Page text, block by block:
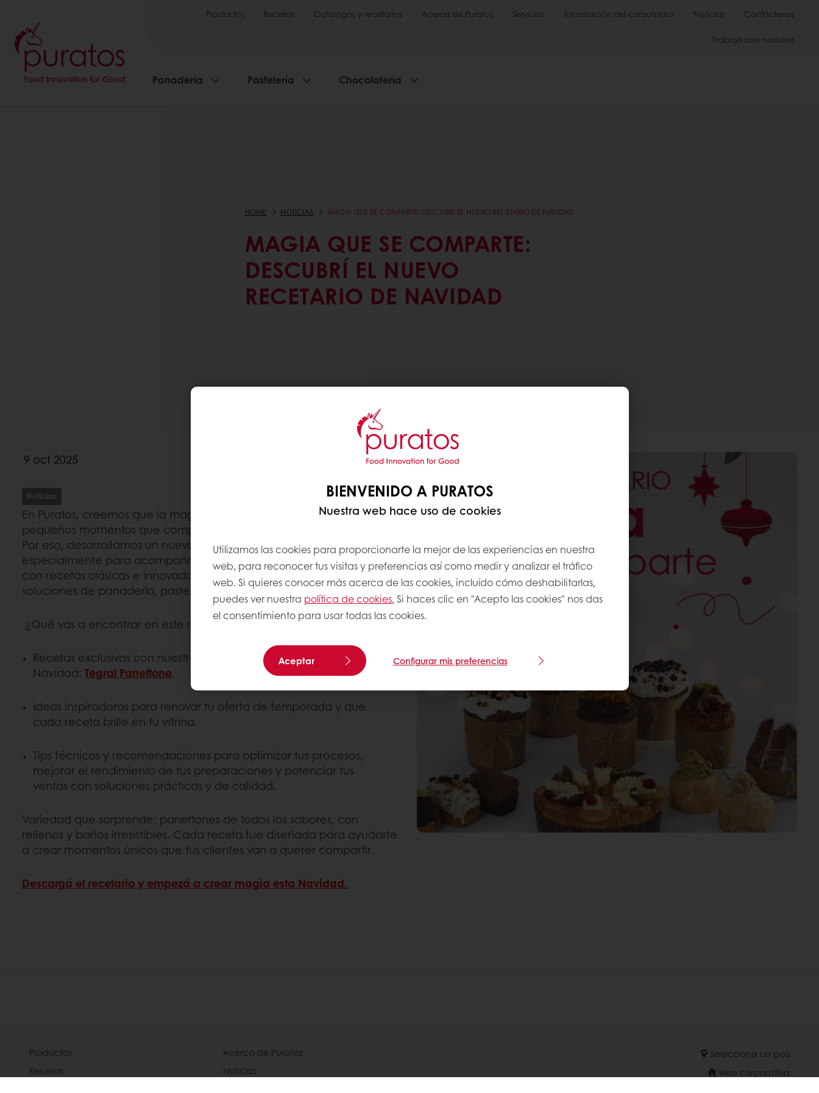
Productos Recetas Catálogos y recetarios Acerca de Puratos Servicios Información del consumidor Noticias Contáctenos
Trabajá con nosotros
Panadería Pastelería Chocolatería
HOME NOTICIAS MAGIA QUE SE COMPARTE: DESCUBRÍ EL NUEVO RECETARIO DE NAVIDAD
MAGIA QUE SE COMPARTE:
DESCUBRÍ EL NUEVO
RECETARIO DE NAVIDAD
9 oct 2025
Noticias
En Puratos, creemos que la magia de la Navidad se encuentra en esos
pequeños momentos que compartimos con quienes más queremos.
Por eso, desarrollamos un nuevo Recetario de Navidad pensado
especialmente para acompañarte en esta temporada tan especial,
con recetas clásicas e innovadoras creadas con nuestras mejores
soluciones de panadería, pastelería y chocolatería.
¿Qué vas a encontrar en este recetario?
Recetas exclusivas con nuestro producto estrella para
Navidad: Tegral Panettone.
Ideas inspiradoras para renovar tu oferta de temporada y que
cada receta brille en tu vitrina.
Tips técnicos y recomendaciones para optimizar tus procesos,
mejorar el rendimiento de tus preparaciones y potenciar tus
ventas con soluciones prácticas y de calidad.
Variedad que sorprende: panettones de todos los sabores, con
rellenos y baños irresistibles. Cada receta fue diseñada para ayudarte
a crear momentos únicos que tus clientes van a querer compartir.
Descargá el recetario y empezá a crear magia esta Navidad.
BIENVENIDO A PURATOS
Nuestra web hace uso de cookies
Utilizamos las cookies para proporcionarte la mejor de las experiencias en nuestra
web, para reconocer tus visitas y preferencias así como medir y analizar el tráfico
web. Si quieres conocer más acerca de las cookies, incluído cómo deshabilitarlas,
puedes ver nuestra política de cookies. Si haces clic en "Acepto las cookies" nos das
el consentimiento para usar todas las cookies.
Aceptar Configurar mis preferencias
Productos
Recetas
Acerca de Puratos
Noticias
Selecciona un país
Web corporativa